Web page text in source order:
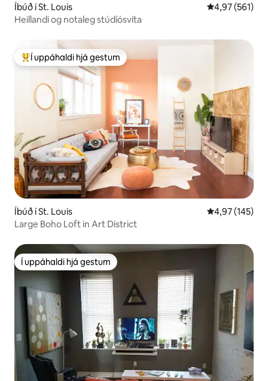
Íbúð í St. Louis 4,97 af 5 í
4,97 (561)
Heillandi og notaleg stúdíósvíta
Í mestu uppáhaldi hjá gestum
Í uppáhaldi hjá gestum
Íbúð í St. Louis 4,97 af 5 í
4,97 (145)
Large Boho Loft in Art District
Í uppáhaldi hjá gestum
Í uppáhaldi hjá gestum